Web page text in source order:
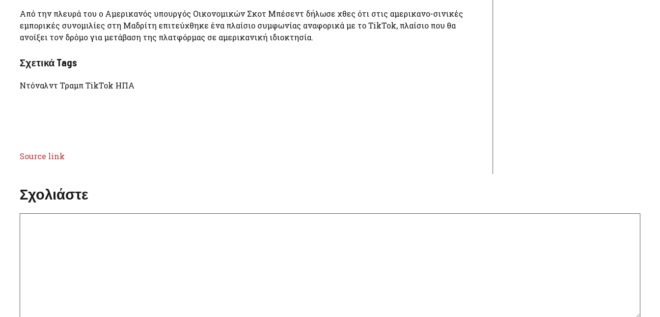
Από την πλευρά του ο Αμερικανός υπουργός Οικονομικών Σκοτ Μπέσεντ δήλωσε χθες ότι στις αμερικανο-σινικές
εμπορικές συνομιλίες στη Μαδρίτη επιτεύχθηκε ένα πλαίσιο συμφωνίας αναφορικά με το TikTok, πλαίσιο που θα
ανοίξει τον δρόμο για μετάβαση της πλατφόρμας σε αμερικανική ιδιοκτησία.
Σχετικά Tags
Ντόναλντ Τραμπ TikTok ΗΠΑ
Source link
Σχολιάστε